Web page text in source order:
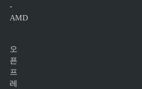
-
AMD
오
픈
프
레